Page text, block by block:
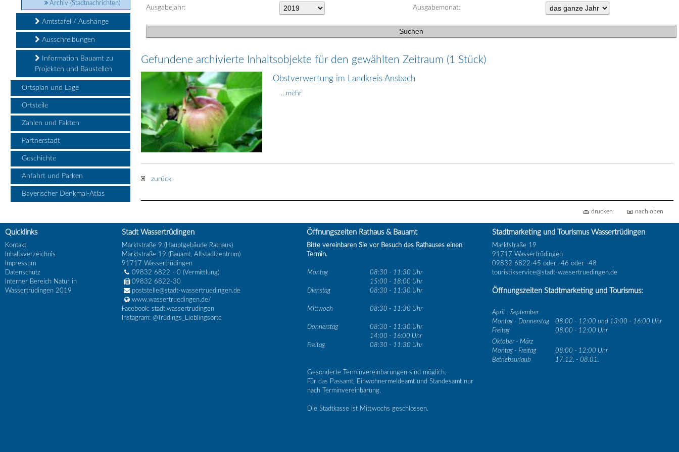
Archiv (Stadtnachrichten)
Amtstafel / Aushänge
Ausschreibungen
Information Bauamt zu
Projekten und Baustellen
Ortsplan und Lage
Ortsteile
Zahlen und Fakten
Partnerstadt
Geschichte
Anfahrt und Parken
Bayerischer Denkmal-Atlas
Ausgabejahr: Ausgabemonat:
Gefundene archivierte Inhaltsobjekte für den gewählten Zeitraum (1 Stück)
Obstverwertung im Landkreis Ansbach
…mehr
zurück
drucken nach oben
Quicklinks
Kontakt
Inhaltsverzeichnis
Impressum
Datenschutz
Interner Bereich Natur in
Wassertrüdingen 2019
Stadt Wassertrüdingen
Marktstraße 9 (Hauptgebäude Rathaus)
Marktstraße 19 (Bauamt, Altstadtzentrum)
91717 Wassertrüdingen
09832 6822 - 0 (Vermittlung)
09832 6822-30
poststelle@stadt-wassertruedingen.de
www.wassertruedingen.de/
Facebook: stadt.wassertrudingen
Instagram: @Trüdings_Lieblingsorte
Öffnungszeiten Rathaus & Bauamt
Bitte vereinbaren Sie vor Besuch des Rathauses einen
Termin.
Montag
08:30 - 11:30 Uhr
15:00 - 18:00 Uhr
Dienstag
08:30 - 11:30 Uhr
Mittwoch 08:30 - 11:30 Uhr
Donnerstag
08:30 - 11:30 Uhr
14:00 - 16:00 Uhr
Freitag
08:30 - 11:30 Uhr
Gesonderte Terminvereinbarungen sind möglich.
Für das Passamt, Einwohnermeldeamt und Standesamt nur
nach Terminvereinbarung.
Die Stadtkasse ist Mittwochs geschlossen.
Stadtmarketing und Tourismus Wassertrüdingen
Marktstraße 19
91717 Wassertrüdingen
09832 6822-45 oder -46 oder -48
touristikservice@stadt-wassertruedingen.de
Öffnungszeiten Stadtmarketing und Tourismus:
April - September
Montag - Donnerstag
08:00 - 12:00 und 13:00 - 16:00 Uhr
Freitag
08:00 - 12:00 Uhr
Oktober - März
Montag - Freitag
08:00 - 12:00 Uhr
Betriebsurlaub
17.12. - 08.01.